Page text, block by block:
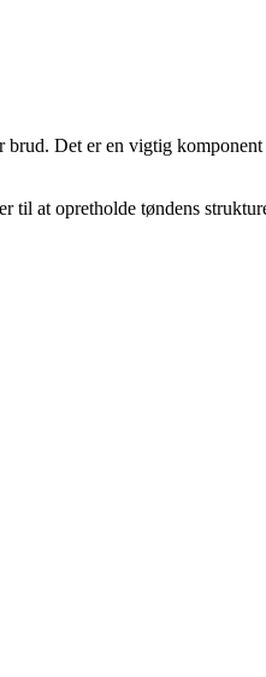
Det er en vigtig komponent
at opretholde tøndens